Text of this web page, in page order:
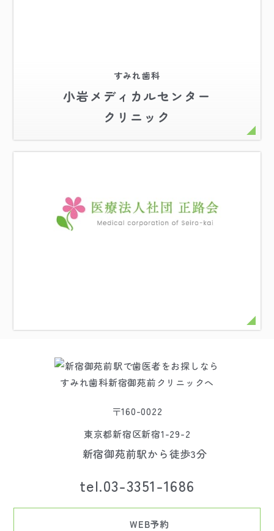
すみれ歯科
小岩メディカルセンター
クリニック
〒160-0022
東京都新宿区新宿1-29-2
新宿御苑前駅から徒歩3分
tel.03-3351-1686
WEB予約